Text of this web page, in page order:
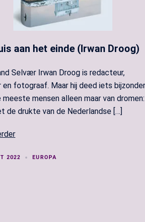
aan het einde (Irwan Droog)
Selvær Irwan Droog is redacteur,
en fotograaf. Maar hij deed iets
meeste mensen alleen maar van dromen:
de drukte van de Nederlandse […]
2022 EUROPA